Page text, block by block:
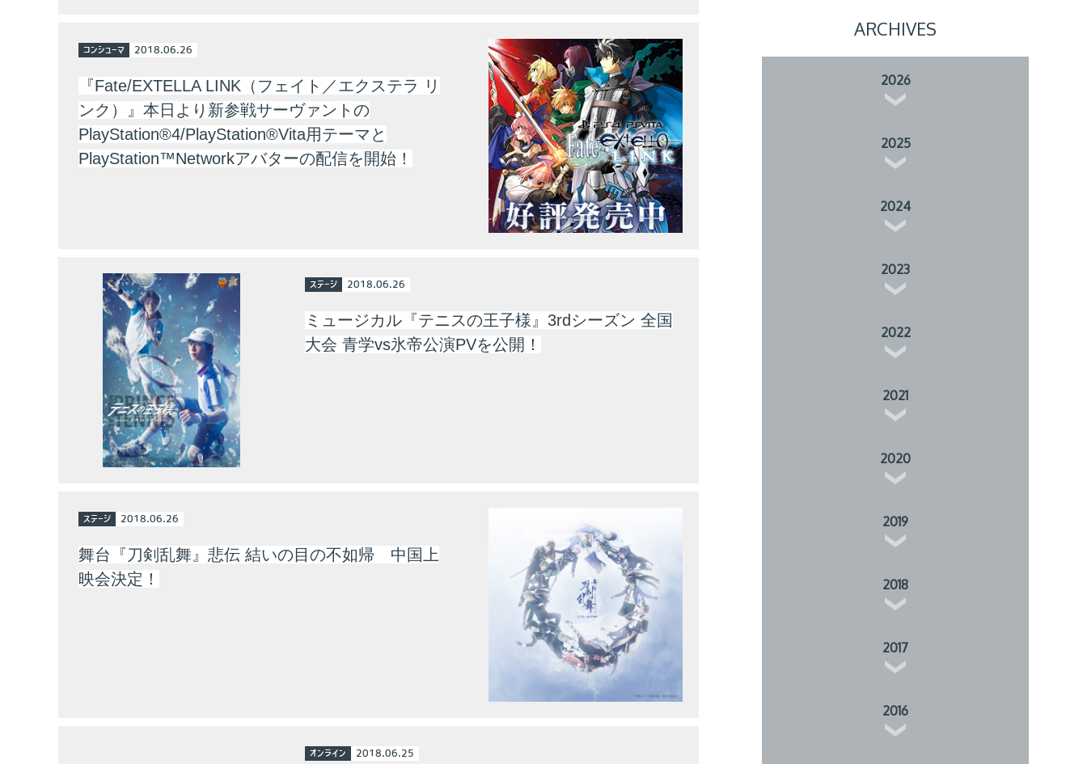
コンシューマ 2018.06.26
『Fate/EXTELLA LINK（フェイト／エクステラ リ
ンク）』本日より新参戦サーヴァントの
PlayStation®4/PlayStation®Vita用テーマと
PlayStation™Networkアバターの配信を開始！
ステージ 2018.06.26
ミュージカル『テニスの王子様』3rdシーズン 全国
大会 青学vs氷帝公演PVを公開！
ステージ 2018.06.26
舞台『刀剣乱舞』悲伝 結いの目の不如帰 中国上
映会決定！
オンライン 2018.06.25
ARCHIVES
2026
2025
2024
2023
2022
2021
2020
2019
2018
2017
2016